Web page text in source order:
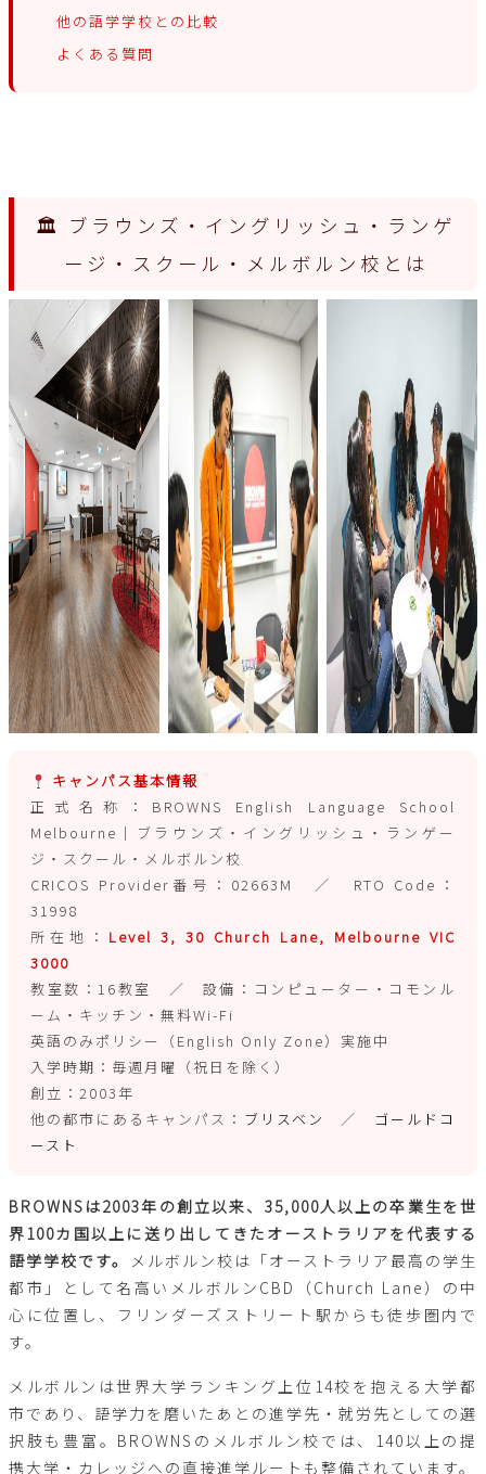
他の語学学校との比較
よくある質問
🏛 ブラウンズ・イングリッシュ・ランゲ
ージ・スクール・メルボルン校とは
キャンパス基本情報
正式名称：BROWNS English Language School
Melbourne｜ブラウンズ・イングリッシュ・ランゲー
ジ・スクール・メルボルン校
CRICOS Provider番号：02663M ／ RTO Code：
31998
所在地： Level 3, 30 Church Lane, Melbourne VIC
3000
教室数：16教室 ／ 設備：コンピューター・コモンル
ーム・キッチン・無料Wi-Fi
英語のみポリシー（English Only Zone）実施中
入学時期：毎週月曜（祝日を除く）
創立：2003年
他の都市にあるキャンパス： ブリスベン ／
ゴールドコ
ースト
BROWNSは2003年の創立以来、35,000人以上の卒業生を世
界100カ国以上に送り出してきたオーストラリアを代表する
語学学校です。
メルボルン校は「オーストラリア最高の学生
都市」として名高いメルボルンCBD（Church Lane）の中
心に位置し、フリンダーズストリート駅からも徒歩圏内で
す。
メルボルンは世界大学ランキング上位14校を抱える大学都
市であり、語学力を磨いたあとの進学先・就労先としての選
択肢も豊富。BROWNSのメルボルン校では、140以上の提
携大学・カレッジへの直接進学ルートも整備されています。